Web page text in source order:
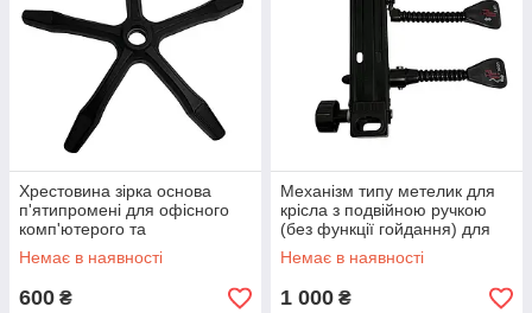
Хрестовина зірка основа
п'ятипромені для офісного
комп'ютерого та
геймерського крісла
пластикова
Немає в наявності
600 ₴
Механізм типу метелик для
крісла з подвійною ручкою
(без функції гойдання) для
офісних та геймерських
крісел
Немає в наявності
1 000 ₴